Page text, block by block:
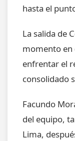
hasta el
La salida de
momento en
enfrentar el
consolidado
Facundo
del equipo,
Lima,